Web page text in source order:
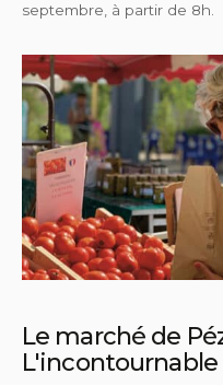
septembre, à partir de 8h.
Le marché de